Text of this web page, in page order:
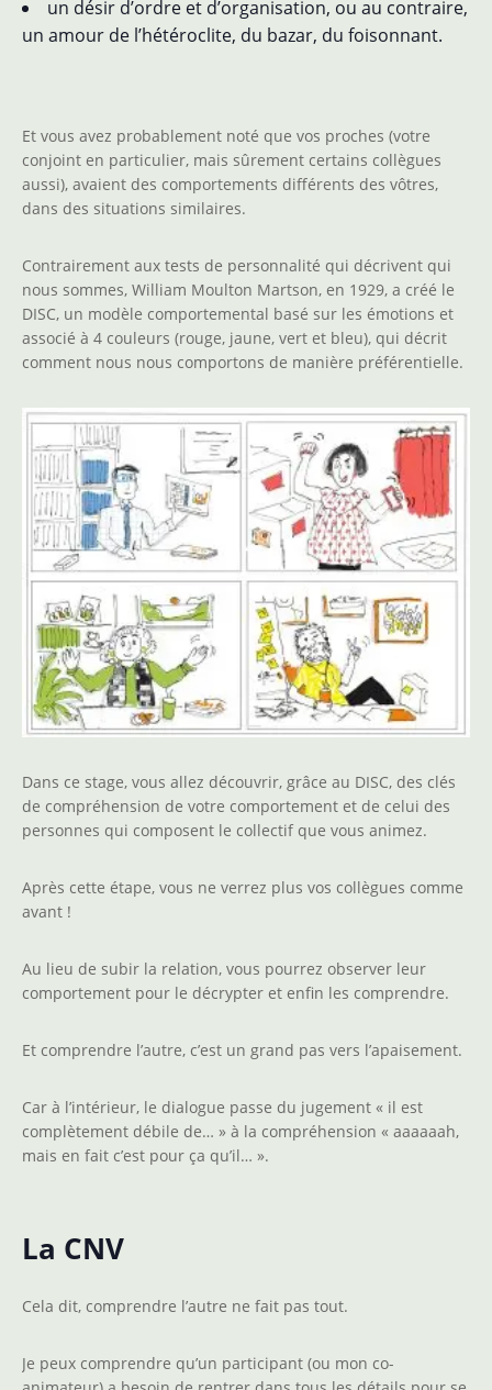
un désir d’ordre et d’organisation, ou au contraire,
un amour de l’hétéroclite, du bazar, du foisonnant.
Et vous avez probablement noté que vos proches (votre
conjoint en particulier, mais sûrement certains collègues
aussi), avaient des comportements différents des vôtres,
dans des situations similaires.
Contrairement aux tests de personnalité qui décrivent qui
nous sommes, William Moulton Martson, en 1929, a créé le
DISC, un modèle comportemental basé sur les émotions et
associé à 4 couleurs (rouge, jaune, vert et bleu), qui décrit
comment nous nous comportons de manière préférentielle.
Dans ce stage, vous allez découvrir, grâce au DISC, des clés
de compréhension de votre comportement et de celui des
personnes qui composent le collectif que vous animez.
Après cette étape, vous ne verrez plus vos collègues comme
avant !
Au lieu de subir la relation, vous pourrez observer leur
comportement pour le décrypter et enfin les comprendre.
Et comprendre l’autre, c’est un grand pas vers l’apaisement.
Car à l’intérieur, le dialogue passe du jugement « il est
complètement débile de… » à la compréhension « aaaaaah,
mais en fait c’est pour ça qu’il… ».
La CNV
Cela dit, comprendre l’autre ne fait pas tout.
Je peux comprendre qu’un participant (ou mon co-